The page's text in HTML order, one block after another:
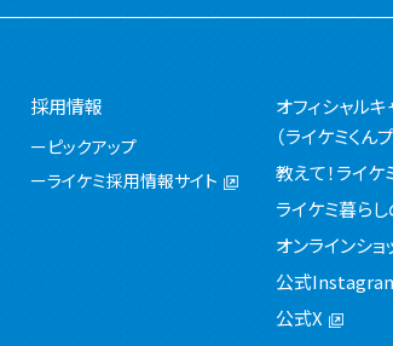
採用情報
ピックアップ
ライケミ採用情報サイト
オフィシャルキ
（ライケミくん
教えて！ライケ
ライケミ暮ら
オンラインショ
公式
公式X